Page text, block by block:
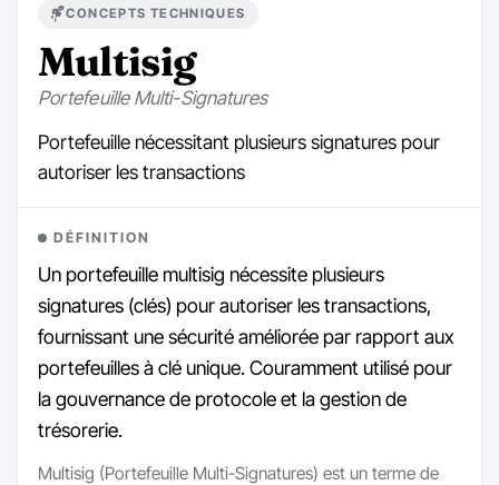
CONCEPTS TECHNIQUES
Multisig
Portefeuille Multi-Signatures
Portefeuille nécessitant plusieurs signatures pour
autoriser les transactions
DÉFINITION
Un portefeuille multisig nécessite plusieurs
signatures (clés) pour autoriser les transactions,
fournissant une sécurité améliorée par rapport aux
portefeuilles à clé unique. Couramment utilisé pour
la gouvernance de protocole et la gestion de
trésorerie.
Multisig (Portefeuille Multi-Signatures) est un terme de